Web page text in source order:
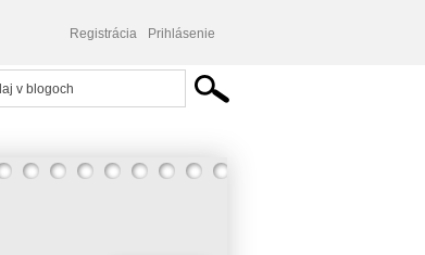
Registrácia Prihlásenie